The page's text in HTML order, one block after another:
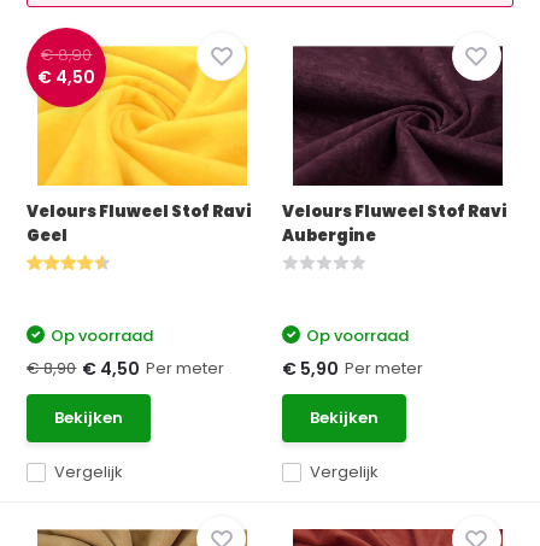
€ 8,90
€ 4,50
Velours Fluweel Stof Ravi
Geel
Vergelijk
Op voorraad
€ 8,90 € 4,50 Per meter
Bekijken
Velours Fluweel Stof Ravi
Aubergine
Vergelijk
Op voorraad
€ 5,90 Per meter
Bekijken